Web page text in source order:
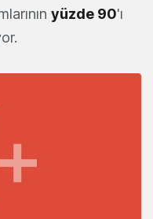
yüzde 90'ı